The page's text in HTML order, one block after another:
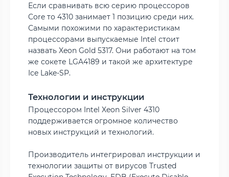
Если сравнивать всю серию процессоров
Core то 4310 занимает 1 позицию среди них.
Самыми похожими по характеристикам
процессорами выпускаемые Intel стоит
назвать Xeon Gold 5317. Они работают на том
же сокете LGA4189 и такой же архитектуре
Ice Lake-SP.
Технологии и инструкции
Процессором Intel Xeon Silver 4310
поддерживается огромное количество
новых инструкций и технологий.
Производитель интегрировал инструкции и
технологии защиты от вирусов Trusted